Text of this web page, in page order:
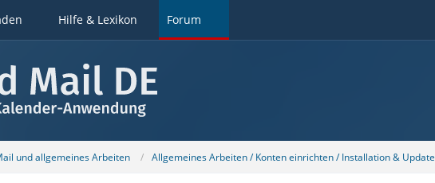
Hilfe & Lexikon Forum
und allgemeines Arbeiten Allgemeines Arbeiten / Konten einrichten / Installation & Update